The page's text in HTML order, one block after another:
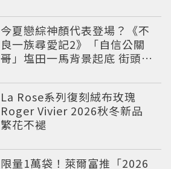
今夏戀綜神顏代表登場？《不
良一族尋愛記2》「自信公關
哥」塩田一馬背景起底 街頭辣
La Rose系列復刻絨布玫瑰
Roger Vivier 2026秋冬新品
繁花不褪
限量1萬袋！萊爾富推「2026